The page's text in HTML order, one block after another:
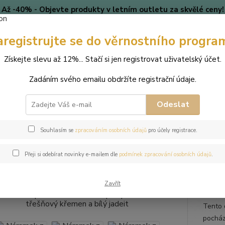
Až -40% - Objevte produkty v letním outletu za skvělé ceny!
🎄 VÁNOCE Blog
Hledat
(Po-
Náramek z přírodních kamenů a perly Swarovski -
z přírodních kamenů a
a bílý jadeit
Tento
se do věrnostního
Získejte slevu až 12%... Stačí si jen registrovat uživatelský účet.
Zadáním svého emailu obdržíte registrační údaje.
Odeslat
Souhlasím se zpracováním osobních údajůpro účely registrace.
Přeji si odebírat novinky e-mailem dle podmínek zpracování osobních údajů.
Zavřít